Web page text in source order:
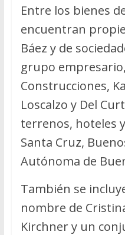
Entre los bienes
encuentran
Báez y de
grupo
Construcciones,
Loscalzo y Del
terrenos, hoteles
Santa Cruz,
Autónoma de
También se
nombre de
Kirchner y un